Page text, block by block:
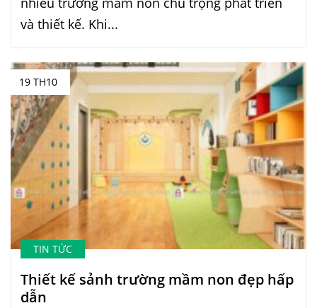
và thiết kế. Khi...
19 TH10
TIN TỨC
Thiết kế sảnh trường mầm non đẹp hấp
dẫn